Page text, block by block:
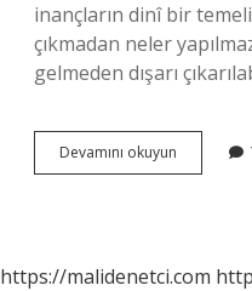
inançların dinî bir
çıkmadan neler
gelmeden dışarı
Devamını okuyun Bebeğin
Kırkı
https://malidenetci.com